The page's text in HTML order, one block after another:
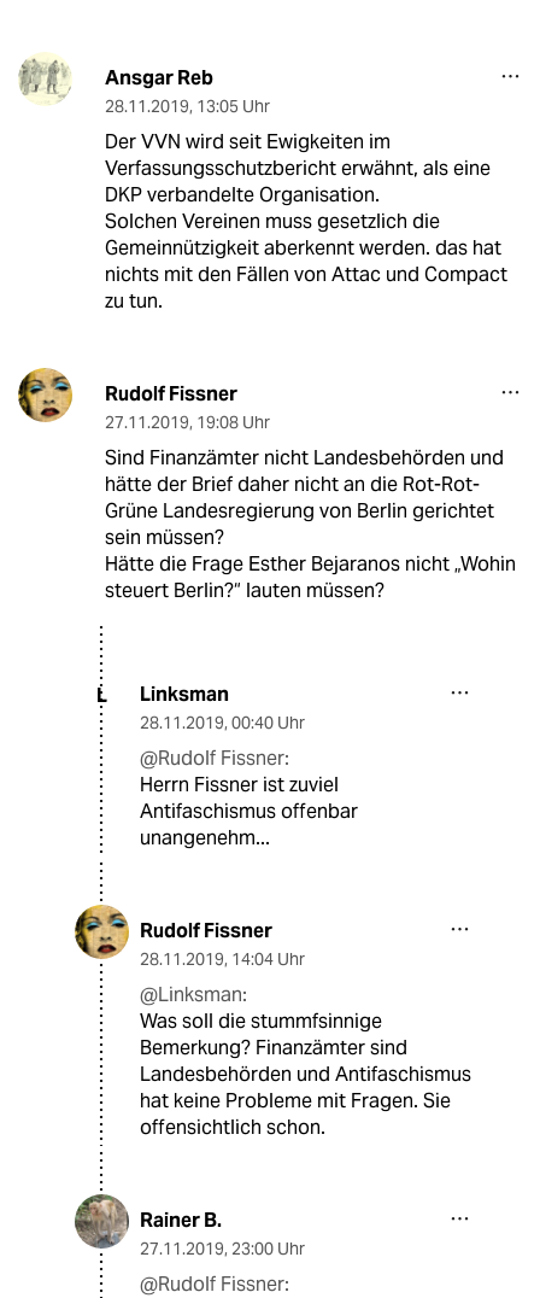
Ansgar Reb
28.11.2019, 13:05 Uhr
Der VVN wird seit Ewigkeiten im
Verfassungsschutzbericht erwähnt, als eine
DKP verbandelte Organisation.
Solchen Vereinen muss gesetzlich die
Gemeinnützigkeit aberkennt werden. das hat
nichts mit den Fällen von Attac und Compact
zu tun.
Rudolf Fissner
27.11.2019, 19:08 Uhr
Sind Finanzämter nicht Landesbehörden und
hätte der Brief daher nicht an die Rot-Rot-
Grüne Landesregierung von Berlin gerichtet
sein müssen?
Hätte die Frage Esther Bejaranos nicht „Wohin
steuert Berlin?“ lauten müssen?
L Linksman
28.11.2019, 00:40 Uhr
@Rudolf Fissner:
Herrn Fissner ist zuviel
Antifaschismus offenbar
unangenehm...
Rudolf Fissner
28.11.2019, 14:04 Uhr
@Linksman:
Was soll die stummfsinnige
Bemerkung? Finanzämter sind
Landesbehörden und Antifaschismus
hat keine Probleme mit Fragen. Sie
offensichtlich schon.
Rainer B.
27.11.2019, 23:00 Uhr
@Rudolf Fissner: